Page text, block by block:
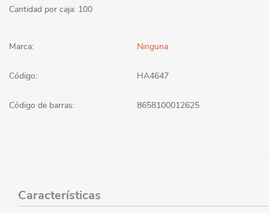
Cantidad por caja: 100
Marca: Ninguna
Código: HA4647
Código de barras: 8658100012625
Características